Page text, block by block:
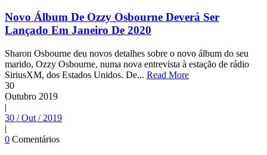
Novo Álbum De Ozzy Osbourne Deverá Ser
Lançado Em Janeiro De 2020
Sharon Osbourne deu novos detalhes sobre o novo álbum do seu
marido, Ozzy Osbourne, numa nova entrevista à estação de rádio
SiriusXM, dos Estados Unidos. De... Read More
30
Outubro 2019
|
30 / Out / 2019
|
0 Comentários